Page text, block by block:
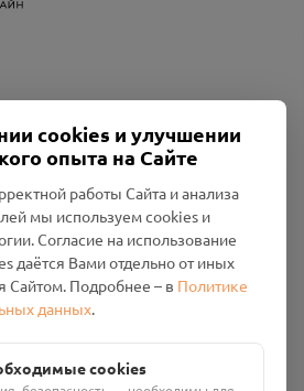
ответственностью «Смоленский
1256700001986
cookies и улучшении
опыта на Сайте
работы Сайта и анализа
мы используем cookies и
Согласие на использование
даётся Вами отдельно от иных
Сайтом. Подробнее – в Политике
данных.
cookies